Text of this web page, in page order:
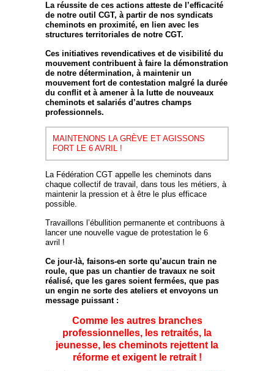
La réussite de ces actions atteste de l’efficacité
de notre outil CGT, à partir de nos syndicats
cheminots en proximité, en lien avec les
structures territoriales de notre CGT.
Ces initiatives revendicatives et de visibilité du
mouvement contribuent à faire la démonstration
de notre détermination, à maintenir un
mouvement fort de contestation malgré la durée
du conflit et à amener à la lutte de nouveaux
cheminots et salariés d’autres champs
professionnels.
MAINTENONS LA GRÈVE ET AGISSONS
FORT LE 6 AVRIL !
La Fédération CGT appelle les cheminots dans
chaque collectif de travail, dans tous les métiers, à
maintenir la pression et à être le plus efficace
possible.
Travaillons l’ébullition permanente et contribuons à
lancer une nouvelle vague de protestation le 6
avril !
Ce jour-là, faisons-en sorte qu’aucun train ne
roule, que pas un chantier de travaux ne soit
réalisé, que les gares soient fermées, que pas
un engin ne sorte des ateliers et envoyons un
message puissant :
Comme les autres branches
professionnelles, les retraités, la
jeunesse, les cheminots rejettent la
réforme et exigent le retrait !